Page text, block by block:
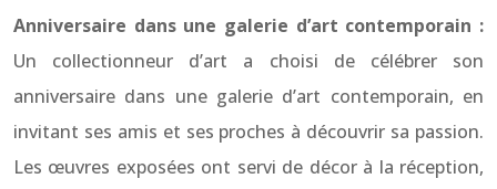
Anniversaire dans une galerie d’art contemporain :
Un collectionneur d’art a choisi de célébrer son
anniversaire dans une galerie d’art contemporain, en
invitant ses amis et ses proches à découvrir sa passion.
Les œuvres exposées ont servi de décor à la réception,